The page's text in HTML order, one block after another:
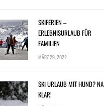
SKIFERIEN –
ERLEBNISURLAUB FÜR
FAMILIEN
MÄRZ 29, 2022
SKI URLAUB MIT HUND? NA
KLAR!